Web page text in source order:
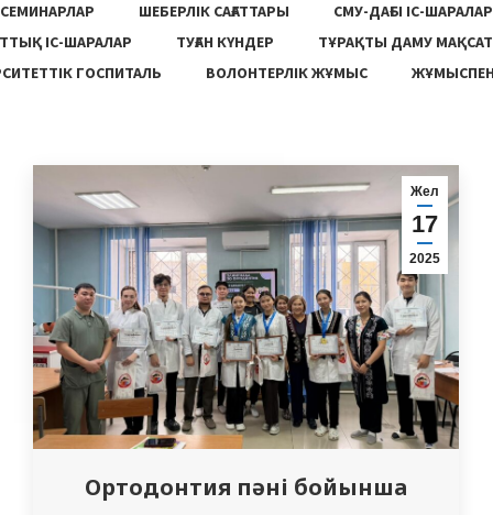
СЕМИНАРЛАР
ШЕБЕРЛІК САҒАТТАРЫ
СМУ-ДАҒЫ ІС-ШАРАЛАР
ІС-ШАРАЛАР
ТУҒАН КҮНДЕР
ТҰРАҚТЫ ДАМУ
ГОСПИТАЛЬ
ВОЛОНТЕРЛІК ЖҰМЫС
Жел
17
2025
Ортодонтия пәні бойынша